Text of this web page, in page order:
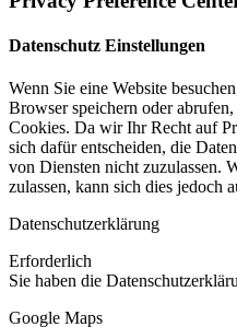
Datenschutz Einstellungen
Wenn Sie eine Website
Browser speichern oder
Cookies. Da wir Ihr Recht auf
sich dafür entscheiden, die
von Diensten nicht zuzulassen.
zulassen, kann sich dies jedoch
Datenschutzerklärung
Erforderlich
Sie haben die
Google Maps